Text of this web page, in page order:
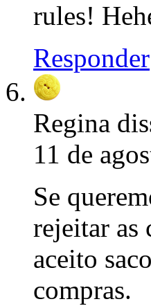
rules!
Responder
Regina
11 de
Se
rejeitar as
aceito
compras.